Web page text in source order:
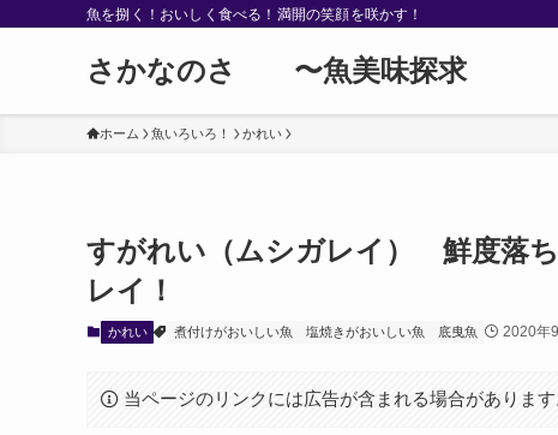
魚を捌く！おいしく食べる！満開の笑顔を咲かす！
さかなのさ 〜魚美味探求
ホーム 魚いろいろ！ かれい
すがれい（ムシガレイ） 鮮度落
レイ！
かれい 煮付けがおいしい魚 塩焼きがおいしい魚 底曳魚 2020年
当ページのリンクには広告が含まれる場合があります